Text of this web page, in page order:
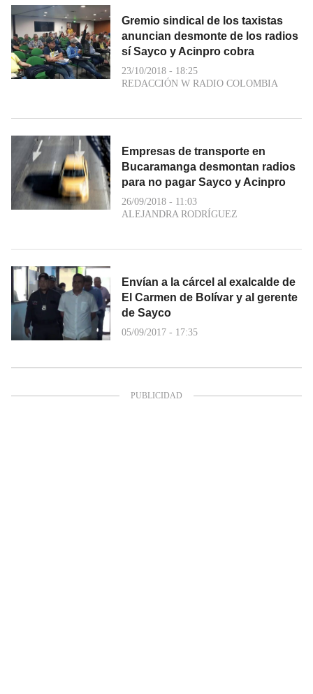
Gremio sindical de los taxistas
anuncian desmonte de los radios
sí Sayco y Acinpro cobra
23/10/2018 - 18:25
REDACCIÓN W RADIO COLOMBIA
Empresas de transporte en
Bucaramanga desmontan radios
para no pagar Sayco y Acinpro
26/09/2018 - 11:03
ALEJANDRA RODRÍGUEZ
Envían a la cárcel al exalcalde de
El Carmen de Bolívar y al gerente
de Sayco
05/09/2017 - 17:35